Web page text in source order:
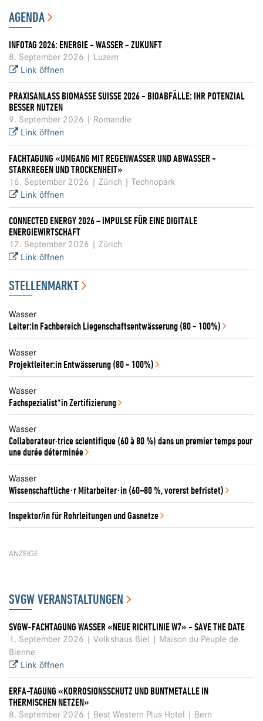
AGENDA
INFOTAG 2026: ENERGIE - WASSER - ZUKUNFT
8. September 2026 | Luzern
Link öffnen
PRAXISANLASS BIOMASSE SUISSE 2026 - BIOABFÄLLE: IHR POTENZIAL
BESSER NUTZEN
9. September 2026 | Romandie
Link öffnen
FACHTAGUNG «UMGANG MIT REGENWASSER UND ABWASSER -
STARKREGEN UND TROCKENHEIT»
16. September 2026 | Zürich | Technopark
Link öffnen
CONNECTED ENERGY 2026 – IMPULSE FÜR EINE DIGITALE
ENERGIEWIRTSCHAFT
17. September 2026 | Zürich
Link öffnen
STELLENMARKT
Wasser
Leiter:in Fachbereich Liegenschaftsentwässerung (80 - 100%)
Wasser
Projektleiter:in Entwässerung (80 - 100%)
Wasser
Fachspezialist*in Zertifizierung
Wasser
Collaborateur·trice scientifique (60 à 80 %) dans un premier temps pour
une durée déterminée
Wasser
Wissenschaftliche⋅r Mitarbeiter⋅in (60–80 %, vorerst befristet)
Inspektor/in für Rohrleitungen und Gasnetze
ANZEIGE
SVGW VERANSTALTUNGEN
SVGW-FACHTAGUNG WASSER «NEUE RICHTLINIE W7» - SAVE THE DATE
1. September 2026 | Volkshaus Biel | Maison du Peuple de
Bienne
Link öffnen
ERFA-TAGUNG «KORROSIONSSCHUTZ UND BUNTMETALLE IN
THERMISCHEN NETZEN»
8. September 2026 | Best Western Plus Hotel | Bern